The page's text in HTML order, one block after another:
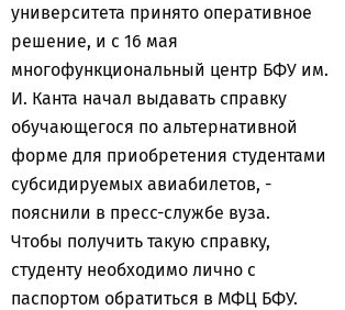
университета принято оперативное
решение, и с 16 мая
многофункциональный центр БФУ им.
И. Канта начал выдавать справку
обучающегося по альтернативной
форме для приобретения студентами
субсидируемых авиабилетов, -
пояснили в пресс-службе вуза.
Чтобы получить такую справку,
студенту необходимо лично с
паспортом обратиться в МФЦ БФУ.